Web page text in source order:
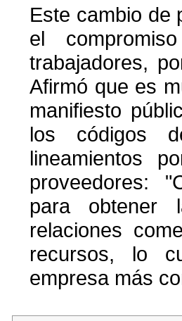
Este cambio de
el
trabajadores,
Afirmó que es
manifiesto
los códigos
lineamientos
proveedores:
para obtener
relaciones
recursos, lo
empresa más